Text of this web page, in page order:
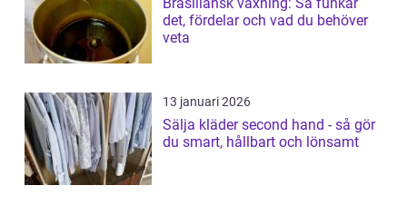
Brasiliansk vaxning: Så funkar
det, fördelar och vad du behöver
veta
13 januari 2026
Sälja kläder second hand - så gör
du smart, hållbart och lönsamt